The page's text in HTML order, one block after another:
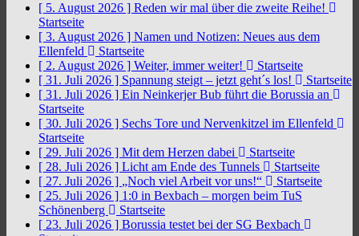
[ 5. August 2026 ] Reden wir mal über die zweite Reihe!
Startseite
[ 3. August 2026 ] Namen und Notizen: Neues aus dem
Ellenfeld
Startseite
[ 2. August 2026 ] Weiter, immer weiter!
Startseite
[ 31. Juli 2026 ] Spannung steigt – jetzt geht´s los!
Startseite
[ 31. Juli 2026 ] Ein Neinkerjer Bub führt die Borussia an
Startseite
[ 30. Juli 2026 ] Sechs Tore und Nervenkitzel im Ellenfeld
Startseite
[ 29. Juli 2026 ] Mit dem Herzen dabei
Startseite
[ 28. Juli 2026 ] Licht am Ende des Tunnels
Startseite
[ 27. Juli 2026 ] „Noch viel Arbeit vor uns!“
Startseite
[ 25. Juli 2026 ] 1:0 in Bexbach – morgen beim TuS
Schönenberg
Startseite
[ 23. Juli 2026 ] Borussia testet bei der SG Bexbach